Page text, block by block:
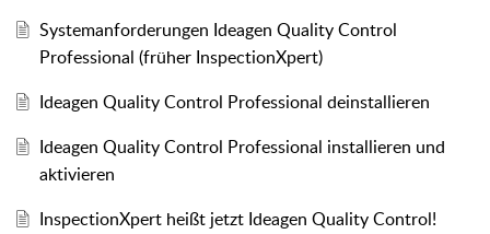
Systemanforderungen Ideagen Quality Control
Professional (früher InspectionXpert)
Ideagen Quality Control Professional deinstallieren
Ideagen Quality Control Professional installieren und
aktivieren
InspectionXpert heißt jetzt Ideagen Quality Control!